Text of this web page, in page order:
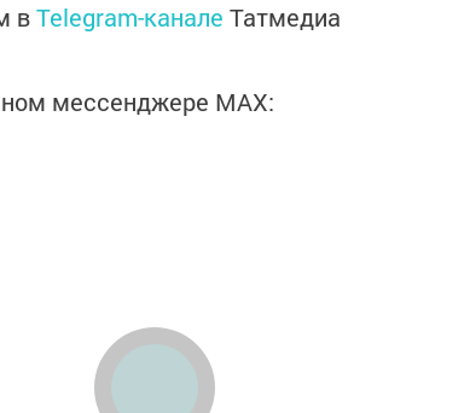
вTelegram-канале Татмедиа
мессенджере MАХ: